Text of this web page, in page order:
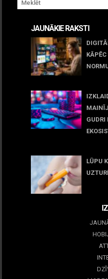
JAUNĀKIE RAKSTI
GUDRI
LŪPU